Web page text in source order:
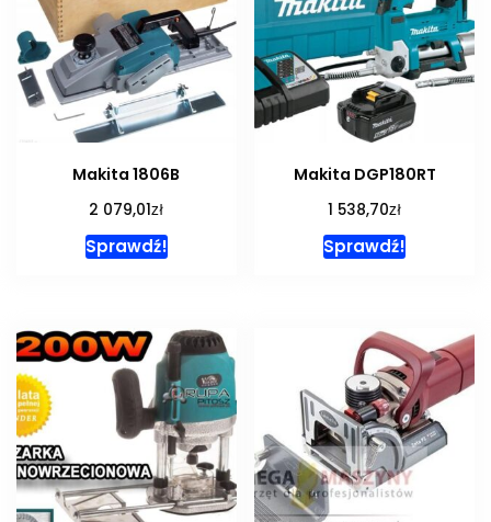
Makita 1806B
2 079,01zł
Sprawdź!
Makita DGP180RT
1 538,70zł
Sprawdź!